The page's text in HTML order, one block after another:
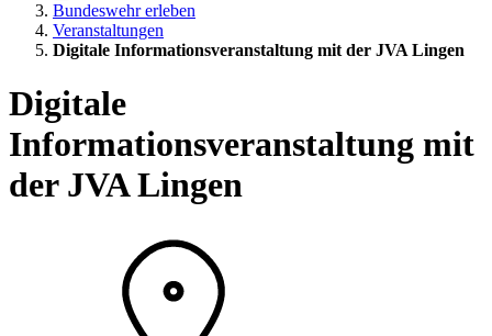
Bundeswehr erleben
Veranstaltungen
Digitale Informationsveranstaltung mit der JVA Lingen
Digitale
Informationsveranstaltung mit
der JVA Lingen